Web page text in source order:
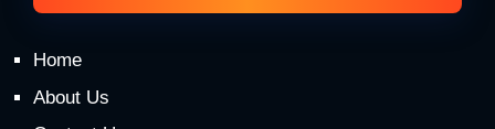
Home
About Us